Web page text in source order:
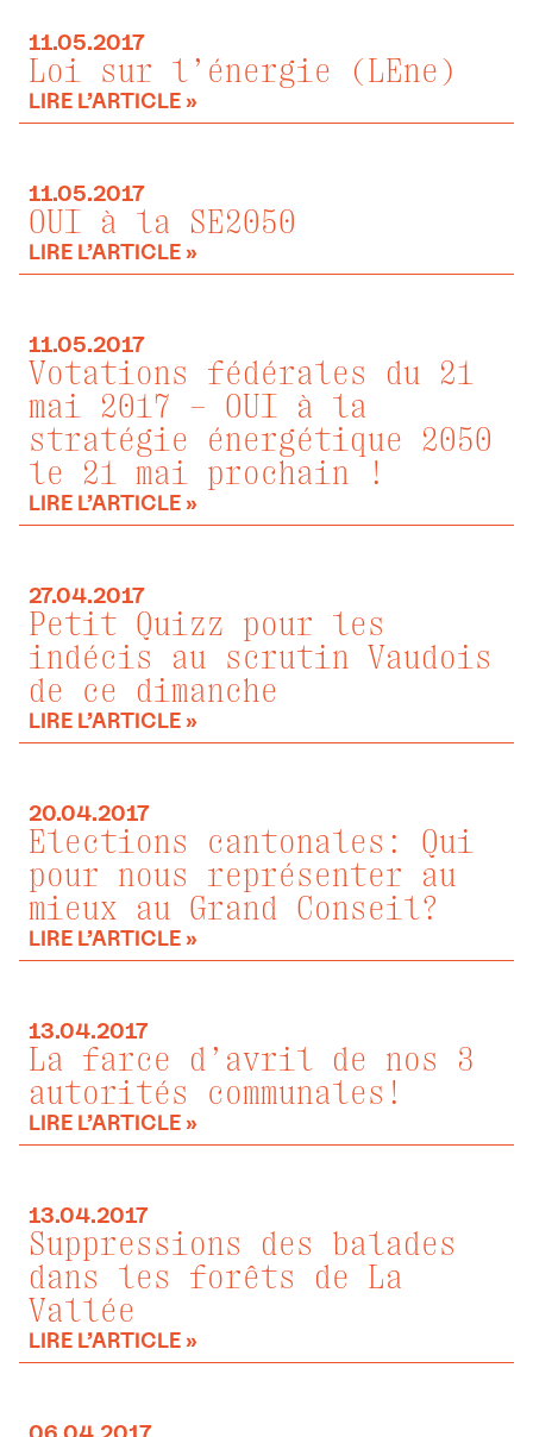
11.05.2017
Loi sur l’énergie (LEne)
LIRE L’ARTICLE »
11.05.2017
OUI à la SE2050
LIRE L’ARTICLE »
11.05.2017
Votations fédérales du 21
mai 2017 – OUI à la
stratégie énergétique 2050
le 21 mai prochain !
LIRE L’ARTICLE »
27.04.2017
Petit Quizz pour les
indécis au scrutin Vaudois
de ce dimanche
LIRE L’ARTICLE »
20.04.2017
Elections cantonales: Qui
pour nous représenter au
mieux au Grand Conseil?
LIRE L’ARTICLE »
13.04.2017
La farce d’avril de nos 3
autorités communales!
LIRE L’ARTICLE »
13.04.2017
Suppressions des balades
dans les forêts de La
Vallée
LIRE L’ARTICLE »